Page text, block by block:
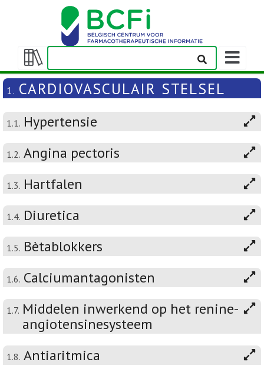
Weergeven/verbergen
inhoudstafel
1. CARDIOVASCULAIR STELSEL
1.1. Hypertensie
1.2. Angina pectoris
1.3. Hartfalen
1.4. Diuretica
1.5. Bètablokkers
1.6. Calciumantagonisten
1.7. Middelen inwerkend op het renine-
angiotensinesysteem
1.8. Antiaritmica